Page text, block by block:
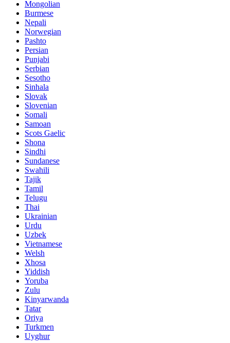
Mongolian
Burmese
Nepali
Norwegian
Pashto
Persian
Punjabi
Serbian
Sesotho
Sinhala
Slovak
Slovenian
Somali
Samoan
Scots Gaelic
Shona
Sindhi
Sundanese
Swahili
Tajik
Tamil
Telugu
Thai
Ukrainian
Urdu
Uzbek
Vietnamese
Welsh
Xhosa
Yiddish
Yoruba
Zulu
Kinyarwanda
Tatar
Oriya
Turkmen
Uyghur